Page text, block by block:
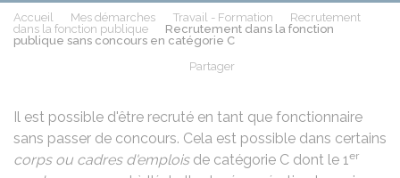
Accueil Mes démarches Travail - Formation
Recrutement
dans la fonction publique
Recrutement dans la fonction
publique sans concours en catégorie C
Partager
Il est possible d'être recruté en tant que fonctionnaire
sans passer de concours. Cela est possible dans certains
corps ou cadres d'emploisde catégorie C dont le 1er